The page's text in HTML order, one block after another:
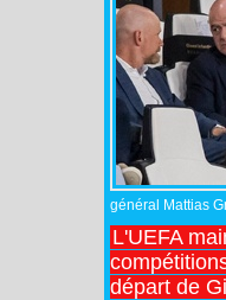
général Mattias
L'UEFA
départ de